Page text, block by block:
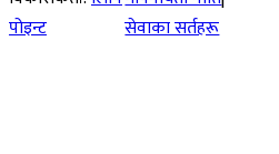
पोइन्ट
सेवाका सर्तहरू